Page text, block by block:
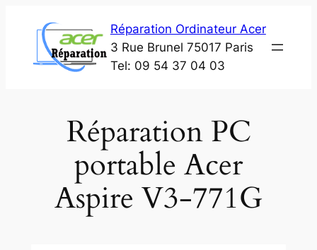
contenu
Réparation Ordinateur Acer
3 Rue Brunel 75017 Paris
Tel: 09 54 37 04 03
Réparation PC
portable Acer
Aspire V3-771G